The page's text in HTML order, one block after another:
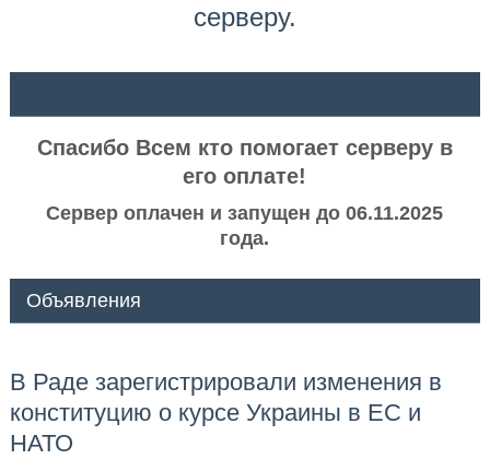
серверу.
Спасибо Всем кто помогает серверу в
его оплате!
Сервер оплачен и запущен до 06.11.2025
года.
Объявления
В Раде зарегистрировали изменения в
конституцию о курсе Украины в ЕС и
НАТО